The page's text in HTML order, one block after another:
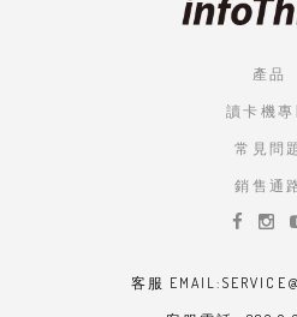
產品
讀卡機專
常見問
銷售通
客服